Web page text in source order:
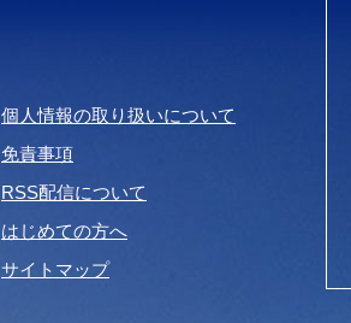
個人情報の取り扱いについて
免責事項
RSS配信について
はじめての方へ
サイトマップ